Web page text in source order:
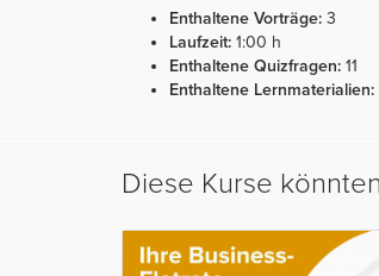
Enthaltene Vorträge: 3
Laufzeit: 1:00 h
Enthaltene Quizfragen: 11
Enthaltene Lernmaterialien:
Diese Kurse